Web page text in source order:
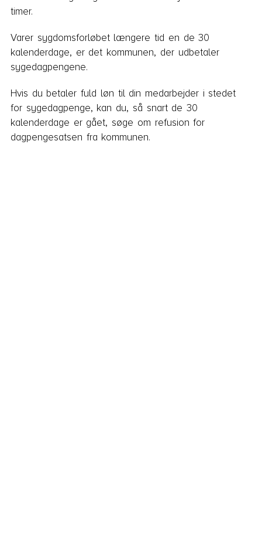
timer.
Varer sygdomsforløbet længere tid en de 30
kalenderdage, er det kommunen, der udbetaler
sygedagpengene.
Hvis du betaler fuld løn til din medarbejder i stedet
for sygedagpenge, kan du, så snart de 30
kalenderdage er gået, søge om refusion for
dagpengesatsen fra kommunen.